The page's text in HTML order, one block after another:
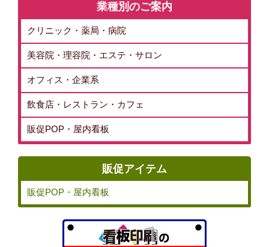
業種別のご案内
クリニック・薬局・病院
美容院・理容院・エステ・サロン
オフィス・企業系
飲食店・レストラン・カフェ
販促POP・屋内看板
販促アイテム
販促POP・屋内看板